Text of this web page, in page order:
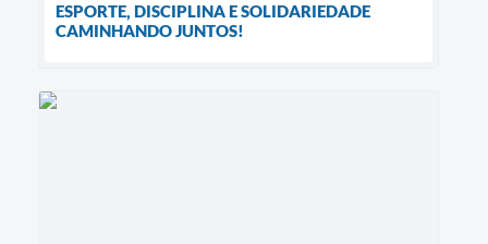
ESPORTE, DISCIPLINA E SOLIDARIEDADE
CAMINHANDO JUNTOS!